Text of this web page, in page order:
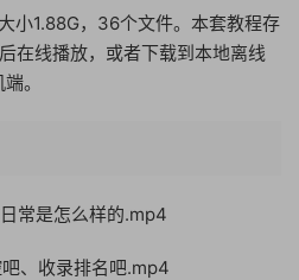
小1.88G，36个文件。本套教程存
在线播放，或者下载到本地离线
。
常是怎么样的.mp4
、收录排名吧.mp4